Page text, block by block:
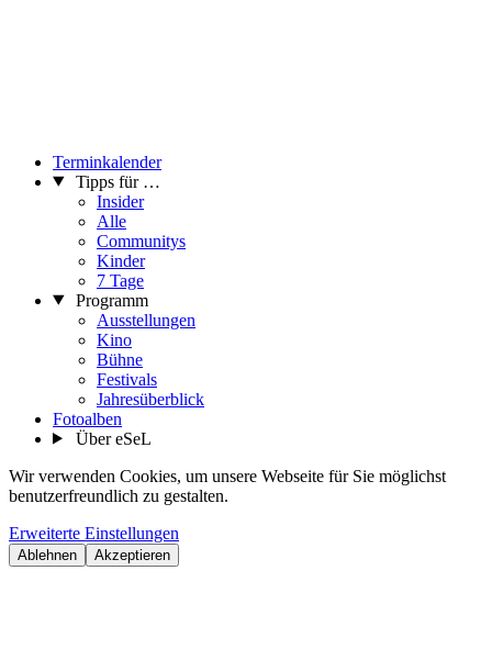
Terminkalender
Tipps für …
Insider
Alle
Communitys
Kinder
7 Tage
Programm
Ausstellungen
Kino
Bühne
Festivals
Jahresüberblick
Fotoalben
Über eSeL
Wir verwenden Cookies, um unsere Webseite für Sie möglichst
benutzerfreundlich zu gestalten.
Erweiterte Einstellungen
Ablehnen Akzeptieren